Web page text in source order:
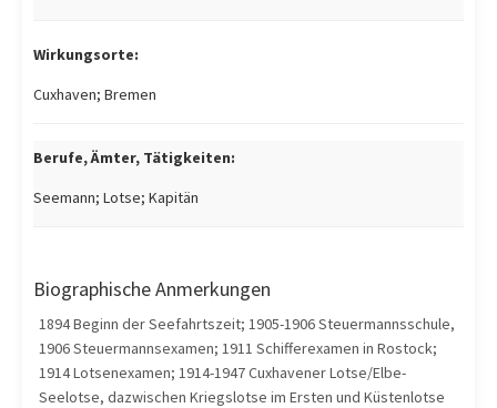
Wirkungsorte:
Cuxhaven; Bremen
Berufe, Ämter, Tätigkeiten:
Seemann; Lotse; Kapitän
Biographische Anmerkungen
1894 Beginn der Seefahrtszeit; 1905-1906 Steuermannsschule,
1906 Steuermannsexamen; 1911 Schifferexamen in Rostock;
1914 Lotsenexamen; 1914-1947 Cuxhavener Lotse/Elbe-
Seelotse, dazwischen Kriegslotse im Ersten und Küstenlotse